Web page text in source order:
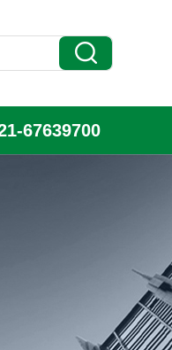
67639700